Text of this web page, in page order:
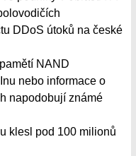
DDoS útoků na české
NAND
nebo informace o
napodobují známé
klesl pod 100 milionů